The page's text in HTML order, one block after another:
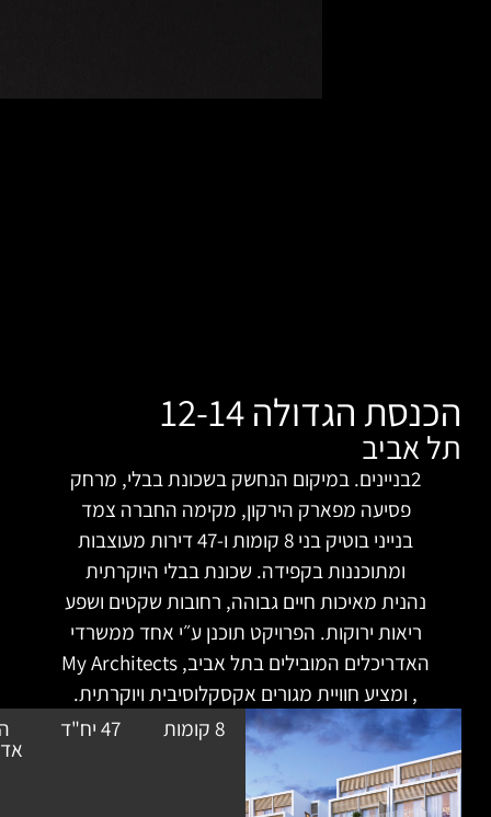
8 קומות 47 יח"ד הופלר בתכנון
12-14
הנחשק בשכונת בבלי, מרחק
הירקון, מקימה החברה צמד
בנייני בוטיק בני 8 קומות ו-47 דירות מעוצבות
שכונת בבלי היוקרתית
חיים גבוהה, רחובות שקטים ושפע
הפרויקט תוכנן ע״י אחד ממשרדי
האדריכלים המובילים בתל אביב, My Architects
מגורים אקסקלוסיבית ויוקרתית.